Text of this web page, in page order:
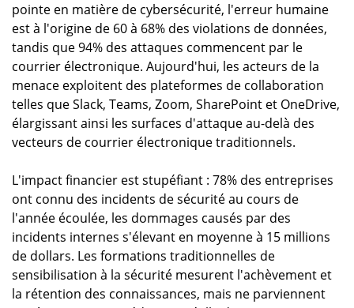
pointe en matière de cybersécurité, l'erreur humaine
est à l'origine de 60 à 68% des violations de données,
tandis que 94% des attaques commencent par le
courrier électronique. Aujourd'hui, les acteurs de la
menace exploitent des plateformes de collaboration
telles que Slack, Teams, Zoom, SharePoint et OneDrive,
élargissant ainsi les surfaces d'attaque au-delà des
vecteurs de courrier électronique traditionnels.
L'impact financier est stupéfiant : 78% des entreprises
ont connu des incidents de sécurité au cours de
l'année écoulée, les dommages causés par des
incidents internes s'élevant en moyenne à 15 millions
de dollars. Les formations traditionnelles de
sensibilisation à la sécurité mesurent l'achèvement et
la rétention des connaissances, mais ne parviennent